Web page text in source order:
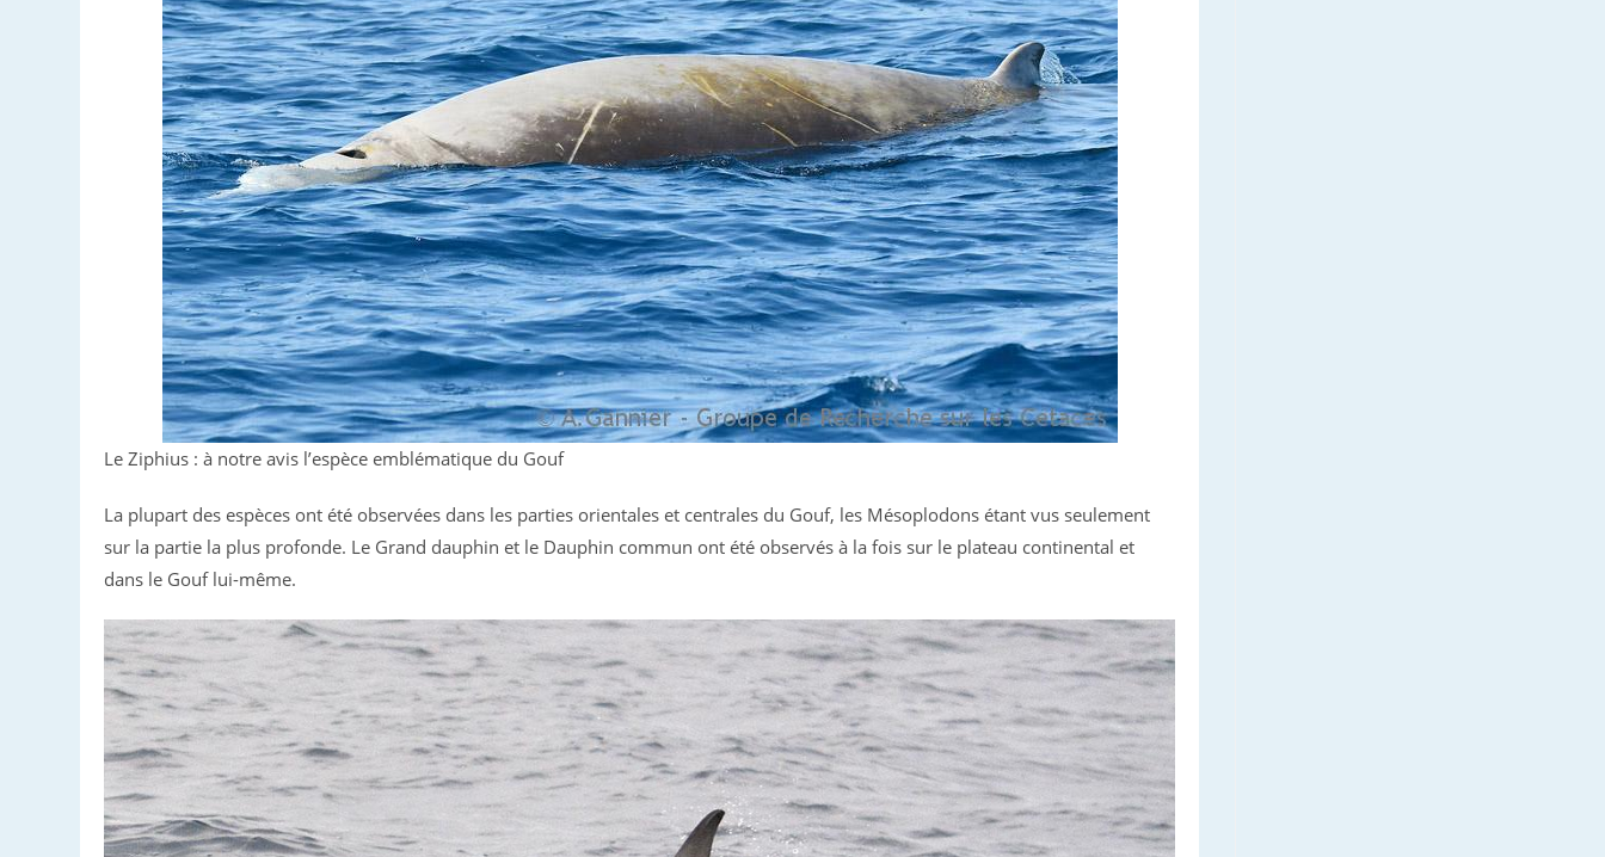
Le Ziphius : à notre avis l’espèce emblématique du Gouf
La plupart des espèces ont été observées dans les parties orientales et centrales du Gouf, les Mésoplodons étant vus seulement
sur la partie la plus profonde. Le Grand dauphin et le Dauphin commun ont été observés à la fois sur le plateau continental et
dans le Gouf lui-même.